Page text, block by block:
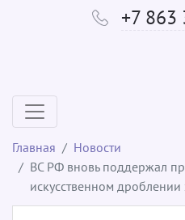
+7 863
Главная
Новости
ВС РФ вновь поддержал
искусственном дроблении